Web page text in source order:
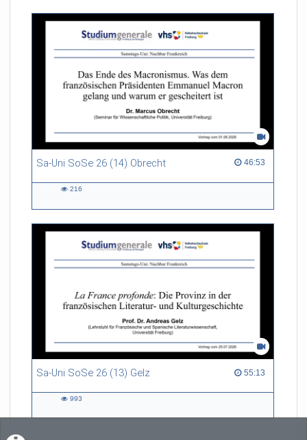
Sa-Uni SoSe 26 (14) Obrecht 46:53
46:53 duration
216
Sa-Uni SoSe 26 (13) Gelz 55:13
55:13 duration
993